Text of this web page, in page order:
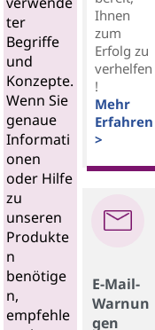
ter
Begriffe
und
Konzepte.
Wenn Sie
genaue
Informati
onen
oder Hilfe
zu
unseren
Produkte
n
benötige
n,
empfehle
Ihnen
zum
Erfolg zu
verhelfen
!
Mehr
Erfahren
>
E-Mail-
Warnun
gen